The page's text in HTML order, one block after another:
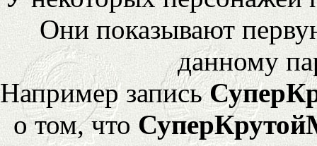
Они показывают
данному
Например запись
о том, что